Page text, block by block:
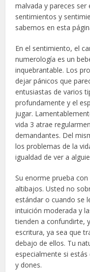
malvada y pareces
sentimientos y
sabemos en esta
En el sentimiento, el
numerología es un
inquebrantable. Los
dejar pánicos que
entusiastas de varios
profundamente y el
jugar.
vida 3 atrae
demandantes. Del
los problemas de la
igualdad de ver a
Su enorme prueba
altibajos. Usted no
estándar o cuando se
intuición moderada y
tienden a confundirte,
escritura, ya sea que
debajo de ellos. Tu
especialmente si
y dones.